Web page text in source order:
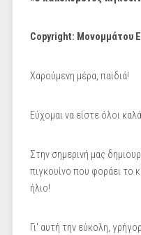
Copyright: Μονομμάτου
Χαρούμενη μέρα, παιδιά!
Εύχομαι να είστε όλοι
Στην σημερινή μας
πιγκουίνο που φοράει το
ήλιο!
Γι' αυτή την εύκολη,